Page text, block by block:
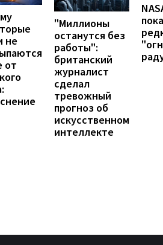
не
от
"Миллионы
останутся без
работы":
британский
журналист
сделал
тревожный
прогноз об
искусственном
интеллекте